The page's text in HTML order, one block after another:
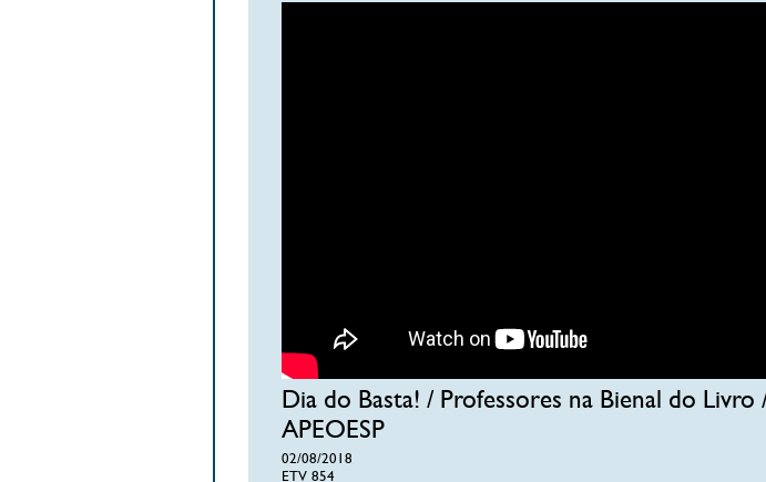
Dia do Basta! / Professores na Bienal do Livro
APEOESP
02/08/2018
ETV 854